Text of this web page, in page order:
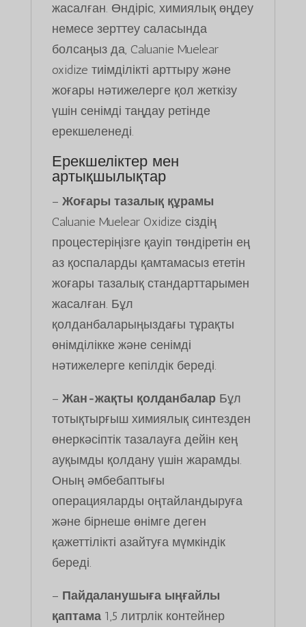
жасалған. Өндіріс, химиялық өңдеу
немесе зерттеу саласында
болсаңыз да, Caluanie Muelear
oxidize тиімділікті арттыру және
жоғары нәтижелерге қол жеткізу
үшін сенімді таңдау ретінде
ерекшеленеді.
Ерекшеліктер мен
артықшылықтар
– Жоғары тазалық құрамы
Caluanie Muelear Oxidize сіздің
процестеріңізге қауіп төндіретін ең
аз қоспаларды қамтамасыз ететін
жоғары тазалық стандарттарымен
жасалған. Бұл
қолданбаларыңыздағы тұрақты
өнімділікке және сенімді
нәтижелерге кепілдік береді.
– Жан-жақты қолданбаларБұл
тотықтырғыш химиялық синтезден
өнеркәсіптік тазалауға дейін кең
ауқымды қолдану үшін жарамды.
Оның әмбебаптығы
операцияларды оңтайландыруға
және бірнеше өнімге деген
қажеттілікті азайтуға мүмкіндік
береді.
– Пайдаланушыға ыңғайлы
қаптама1,5 литрлік контейнер